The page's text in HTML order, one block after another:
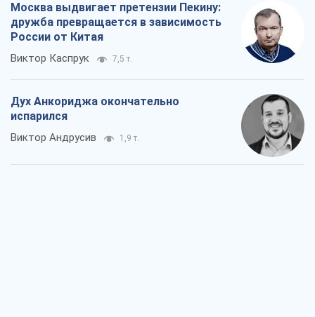
Москва выдвигает претензии Пекину:
дружба превращается в зависимость
России от Китая
Виктор Каспрук 7,5 т.
Дух Анкориджа окончательно
испарился
Виктор Андрусив 1,9 т.